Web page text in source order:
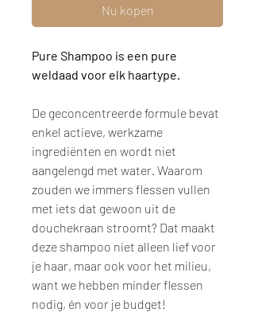
Nu kopen
Pure Shampoo is een pure
weldaad voor elk haartype.
De geconcentreerde formule bevat
enkel actieve, werkzame
ingrediënten en wordt niet
aangelengd met water. Waarom
zouden we immers flessen vullen
met iets dat gewoon uit de
douchekraan stroomt? Dat maakt
deze shampoo niet alleen lief voor
je haar, maar ook voor het milieu,
want we hebben minder flessen
nodig, én voor je budget!